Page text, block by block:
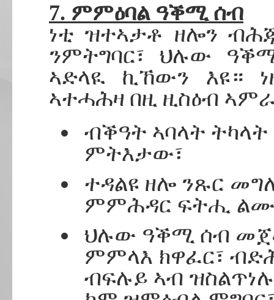
7. ምምዕባል ዓቕሚ ሰብ
ነቲ ዝተኣታቶ ዘሎን
ንምትግባር፣ ህሉው
ኣድላዪ ኪኸውን እዩ።
ኣተሓሕዛ በዚ ዚስዕብ
ብቕዓት ኣባላት
ምትእታው፣
ተዳልዩ ዘሎ ንጹር
ምምሕዳር ፍትሒ
ህሉው ዓቕሚ ሰብ
ምምላእ ክዋፈር፣
ብፍሉይ ኣብ ዝስልጥነሉ